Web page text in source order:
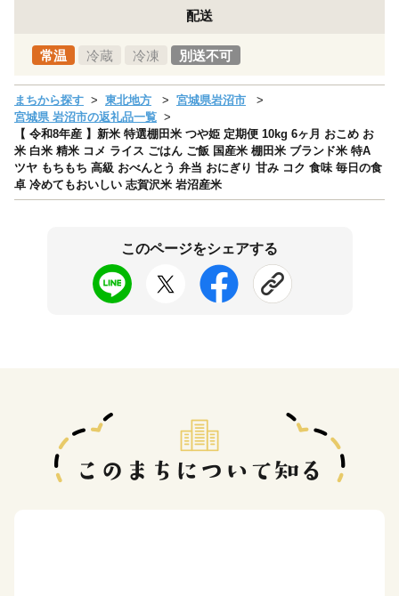
配送
常温 冷蔵 冷凍 別送不可
まちから探す 東北地方
宮城県岩沼市
宮城県 岩沼市の返礼品一覧
【 令和8年産 】新米 特選棚田米 つや姫 定期便 10kg 6ヶ月 おこめ お
米 白米 精米 コメ ライス ごはん ご飯 国産米 棚田米 ブランド米 特A
ツヤ もちもち 高級 おべんとう 弁当 おにぎり 甘み コク 食味 毎日の食
卓 冷めてもおいしい 志賀沢米 岩沼産米
このページをシェアする